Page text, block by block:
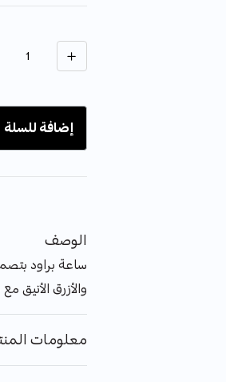
الكمية
إضافة للسلة
الوصف
ساعة براود
والأزرق
معلومات